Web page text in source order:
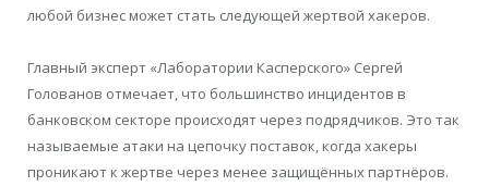
любой бизнес может стать следующей жертвой хакеров.
Главный эксперт «Лаборатории Касперского» Сергей
Голованов отмечает, что большинство инцидентов в
банковском секторе происходят через подрядчиков. Это так
называемые атаки на цепочку поставок, когда хакеры
проникают к жертве через менее защищённых партнёров.